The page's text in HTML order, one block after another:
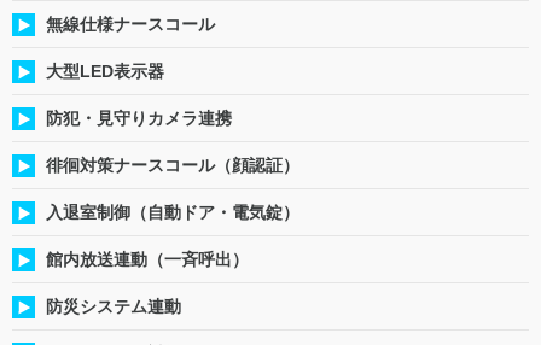
無線仕様ナースコール
大型LED表示器
防犯・見守りカメラ連携
徘徊対策ナースコール（顔認証）
入退室制御（自動ドア・電気錠）
館内放送連動（一斉呼出）
防災システム連動